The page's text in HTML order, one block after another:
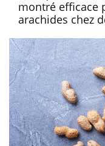
montré efficace
arachides chez